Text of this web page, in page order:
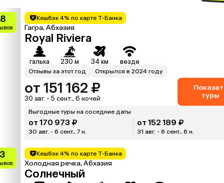
Кешбэк 4% по карте Т-Банка
Гагра, Абхазия
Royal Riviera
галька 230 м 34 км везде
Отзывы за этот год Открылся в 2024 году
от 151 162 ₽
30 авг. - 5 сент., 6 ночей
туры
Выгодные туры на соседние даты
от 170 973 ₽
30 авг. - 6 сент., 7 н.
от 152 189 ₽
31 авг. - 6 сент., 6 н.
Кешбэк 4% по карте Т-Банка
Холодная речка, Абхазия
Солнечный